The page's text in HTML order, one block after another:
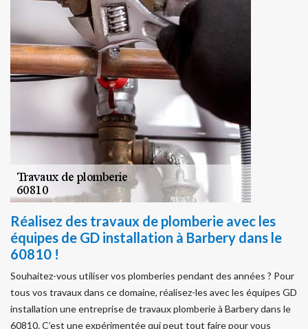
Réalisez des travaux de plomberie avec les
équipes de GD installation à Barbery dans le
60810 !
Souhaitez-vous utiliser vos plomberies pendant des années ? Pour
tous vos travaux dans ce domaine, réalisez-les avec les équipes GD
installation une entreprise de travaux plomberie à Barbery dans le
60810. C’est une expérimentée qui peut tout faire pour vous